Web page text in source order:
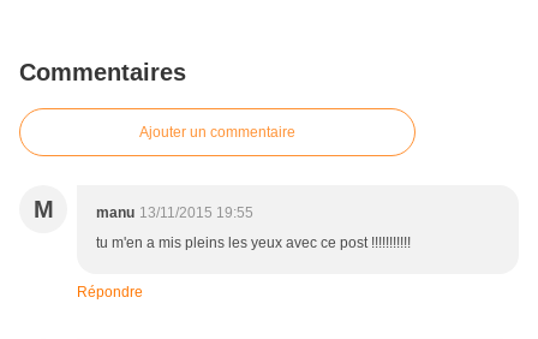
Commentaires
Ajouter un commentaire
M manu 13/11/2015 19:55
tu m'en a mis pleins les yeux avec ce post !!!!!!!!!!!
Répondre